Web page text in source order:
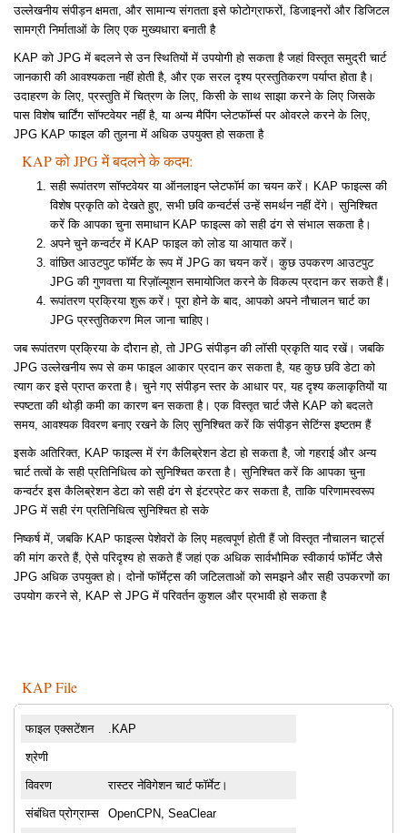
उल्लेखनीय संपीड़न क्षमता, और सामान्य संगतता इसे फोटोग्राफरों, डिजाइनरों और डिजिटल
सामग्री निर्माताओं के लिए एक मुख्यधारा बनाती है
KAP को JPG में बदलने से उन स्थितियों में उपयोगी हो सकता है जहां विस्तृत समुद्री चार्ट
जानकारी की आवश्यकता नहीं होती है, और एक सरल दृश्य प्रस्तुतिकरण पर्याप्त होता है।
उदाहरण के लिए, प्रस्तुति में चित्रण के लिए, किसी के साथ साझा करने के लिए जिसके
पास विशेष चार्टिंग सॉफ्टवेयर नहीं है, या अन्य मैपिंग प्लेटफॉर्म्स पर ओवरले करने के लिए,
JPG KAP फाइल की तुलना में अधिक उपयुक्त हो सकता है
KAP को JPG में बदलने के कदम:
सही रूपांतरण सॉफ्टवेयर या ऑनलाइन प्लेटफॉर्म का चयन करें। KAP फाइल्स की
विशेष प्रकृति को देखते हुए, सभी छवि कन्वर्टर्स उन्हें समर्थन नहीं देंगे। सुनिश्चित
करें कि आपका चुना समाधान KAP फाइल्स को सही ढंग से संभाल सकता है।
अपने चुने कन्वर्टर में KAP फाइल को लोड या आयात करें।
वांछित आउटपुट फॉर्मेट के रूप में JPG का चयन करें। कुछ उपकरण आउटपुट
JPG की गुणवत्ता या रिज़ॉल्यूशन समायोजित करने के विकल्प प्रदान कर सकते हैं।
रूपांतरण प्रक्रिया शुरू करें। पूरा होने के बाद, आपको अपने नौचालन चार्ट का
JPG प्रस्तुतिकरण मिल जाना चाहिए।
जब रूपांतरण प्रक्रिया के दौरान हो, तो JPG संपीड़न की लॉसी प्रकृति याद रखें। जबकि
JPG उल्लेखनीय रूप से कम फाइल आकार प्रदान कर सकता है, यह कुछ छवि डेटा को
त्याग कर इसे प्राप्त करता है। चुने गए संपीड़न स्तर के आधार पर, यह दृश्य कलाकृतियों या
स्पष्टता की थोड़ी कमी का कारण बन सकता है। एक विस्तृत चार्ट जैसे KAP को बदलते
समय, आवश्यक विवरण बनाए रखने के लिए सुनिश्चित करें कि संपीड़न सेटिंग्स इष्टतम हैं
इसके अतिरिक्त, KAP फाइल्स में रंग कैलिब्रेशन डेटा हो सकता है, जो गहराई और अन्य
चार्ट तत्वों के सही प्रतिनिधित्व को सुनिश्चित करता है। सुनिश्चित करें कि आपका चुना
कन्वर्टर इस कैलिब्रेशन डेटा को सही ढंग से इंटरप्रेट कर सकता है, ताकि परिणामस्वरूप
JPG में सही रंग प्रतिनिधित्व सुनिश्चित हो सके
निष्कर्ष में, जबकि KAP फाइल्स पेशेवरों के लिए महत्वपूर्ण होती हैं जो विस्तृत नौचालन चार्ट्स
की मांग करते हैं, ऐसे परिदृश्य हो सकते हैं जहां एक अधिक सार्वभौमिक स्वीकार्य फॉर्मेट जैसे
JPG अधिक उपयुक्त हो। दोनों फॉर्मेट्स की जटिलताओं को समझने और सही उपकरणों का
उपयोग करने से, KAP से JPG में परिवर्तन कुशल और प्रभावी हो सकता है
KAP File
फाइल एक्सटेंशन .KAP
श्रेणी
विवरण रास्टर नेविगेशन चार्ट फॉर्मेट।
संबंधित प्रोग्राम्स OpenCPN, SeaClear